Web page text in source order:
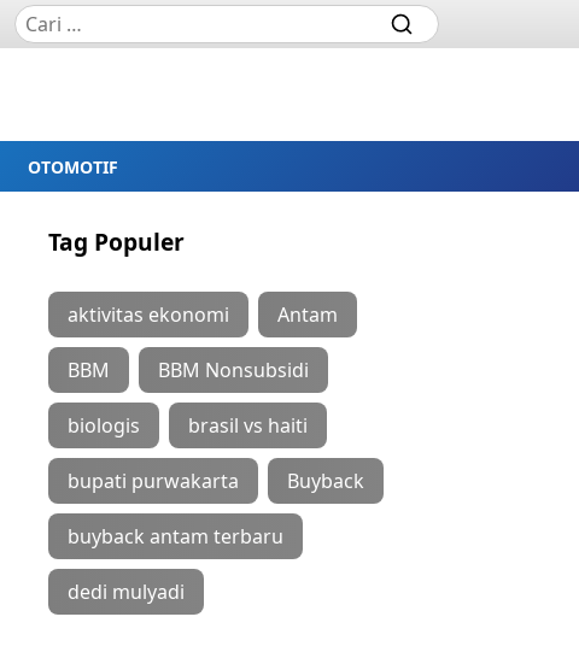
OTOMOTIF
Tag Populer
aktivitas ekonomi Antam
BBM BBM Nonsubsidi
biologis brasil vs haiti
bupati purwakarta Buyback
buyback antam terbaru
dedi mulyadi